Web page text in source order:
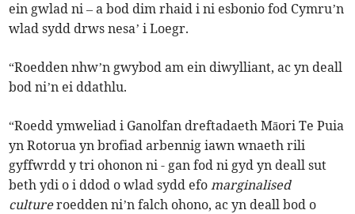
ein gwlad ni – a bod dim rhaid i ni esbonio fod Cymru’n
wlad sydd drws nesa’ i Loegr.
“Roedden nhw’n gwybod am ein diwylliant, ac yn deall
bod ni’n ei ddathlu.
“Roedd ymweliad i Ganolfan dreftadaeth Māori Te Puia
yn Rotorua yn brofiad arbennig iawn wnaeth rili
gyffwrdd y tri ohonon ni - gan fod ni gyd yn deall sut
beth ydi o i ddod o wlad sydd efomarginalised
cultureroedden ni’n falch ohono, ac yn deall bod o